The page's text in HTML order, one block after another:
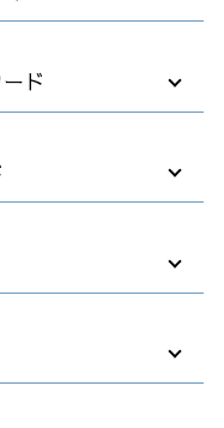
ド